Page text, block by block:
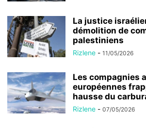
La justice
démolition de
palestiniens
Rizlene - 11/05/2026
Les compagnies
européennes
hausse du
Rizlene - 07/05/2026